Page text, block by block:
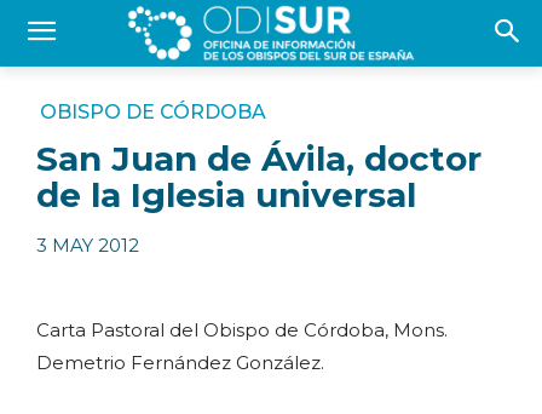
OBISPO DE CÓRDOBA
San Juan de Ávila, doctor
de la Iglesia universal
3 MAY 2012
Carta Pastoral del Obispo de Córdoba, Mons.
Demetrio Fernández González.